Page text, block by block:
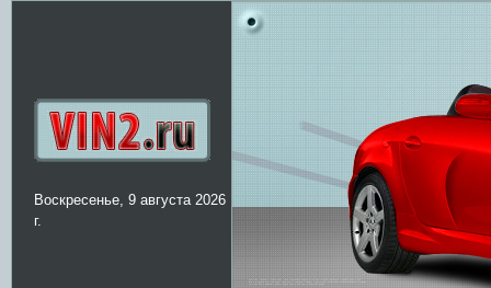
Воскресенье, 9 августа 2026
г.